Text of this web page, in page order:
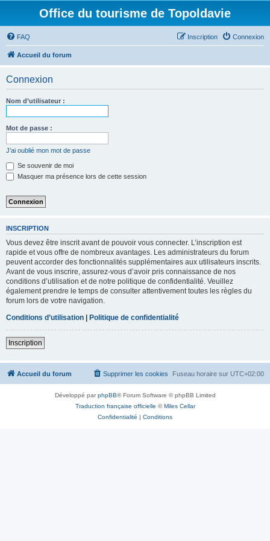
Office du tourisme de Topoldavie
FAQ Connexion
Inscription
Accueil du forum
Connexion
Nom d’utilisateur :
Mot de passe :
J’ai oublié mon mot de passe
Se souvenir de moi
Masquer ma présence lors de cette session
INSCRIPTION
Vous devez être inscrit avant de pouvoir vous connecter. L’inscription est
rapide et vous offre de nombreux avantages. Les administrateurs du forum
peuvent accorder des fonctionnalités supplémentaires aux utilisateurs inscrits.
Avant de vous inscrire, assurez-vous d’avoir pris connaissance de nos
conditions d’utilisation et de notre politique de confidentialité. Veuillez
également prendre le temps de consulter attentivement toutes les règles du
forum lors de votre navigation.
Conditions d’utilisation | Politique de confidentialité
Inscription
Accueil du forum Fuseau horaire sur UTC+02:00
Supprimer les cookies
Développé parphpBB® Forum Software © phpBB Limited
Traduction française officielle ©Miles Cellar
Confidentialité | Conditions